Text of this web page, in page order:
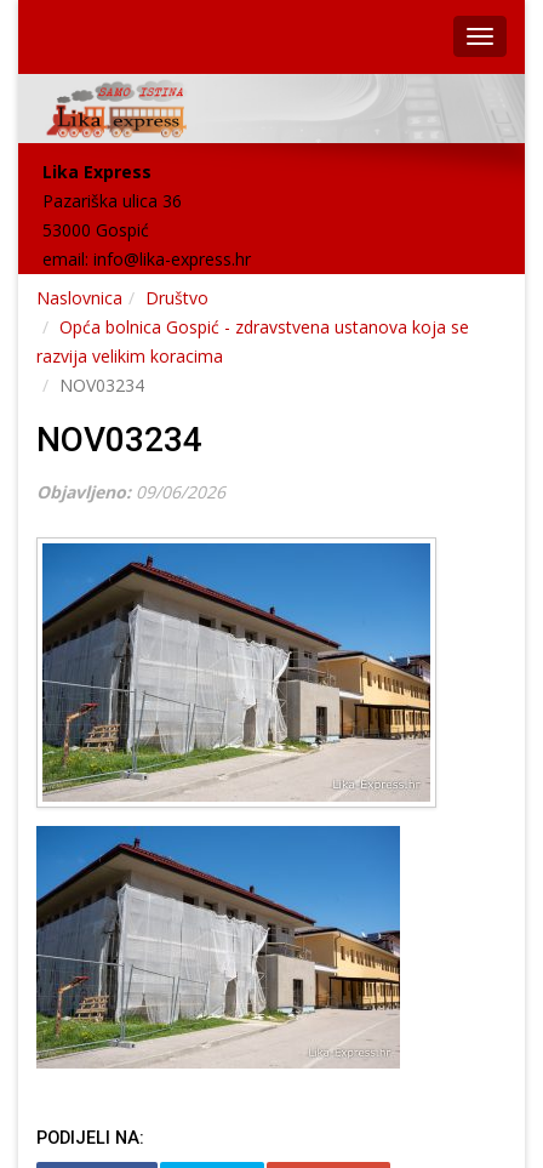
Lika Express
Pazariška ulica 36
53000 Gospić
email: info@lika-express.hr
Naslovnica
Društvo
Opća bolnica Gospić - zdravstvena ustanova koja se
razvija velikim koracima
NOV03234
NOV03234
Objavljeno: 09/06/2026
PODIJELI NA: